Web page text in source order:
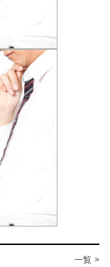
一覧 >